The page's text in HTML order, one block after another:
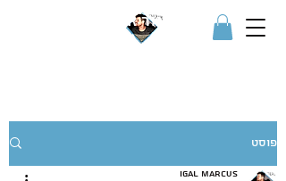
IGOR איגור
פוסט
Igal Marcus